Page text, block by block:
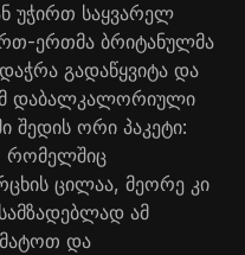
უჭირთ საყვარელ
ერთმა ბრიტანულმა
გადაწყვიტა და
ამ დაბალკალორიული
შედის ორი პაკეტი:
რომელშიც
ცილაა, მეორე კი
ამ
და